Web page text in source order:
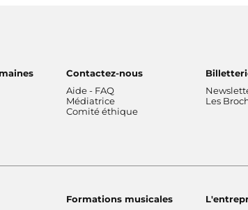
Contactez-nous
Aide - FAQ
Médiatrice
Comité éthique
Les
Formations musicales